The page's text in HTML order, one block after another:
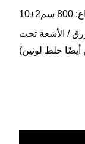
/ الأشعة تحت
أيضًا خلط لونين)